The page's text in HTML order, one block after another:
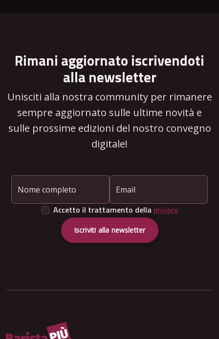
Rimani aggiornato iscrivendoti
alla newsletter
Unisciti alla nostra community per rimanere
sempre aggiornato sulle ultime novità e
sulle prossime edizioni del nostro convegno
digitale!
Nome completo Email
Accetto il trattamento della privacy
Iscriviti alla newsletter